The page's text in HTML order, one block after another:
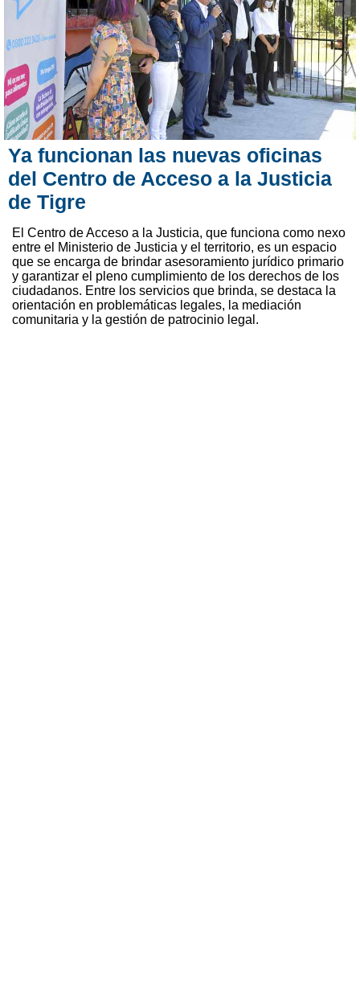
Ya funcionan las nuevas oficinas
del Centro de Acceso a la Justicia
de Tigre
El Centro de Acceso a la Justicia, que funciona como nexo
entre el Ministerio de Justicia y el territorio, es un espacio
que se encarga de brindar asesoramiento jurídico primario
y garantizar el pleno cumplimiento de los derechos de los
ciudadanos. Entre los servicios que brinda, se destaca la
orientación en problemáticas legales, la mediación
comunitaria y la gestión de patrocinio legal.